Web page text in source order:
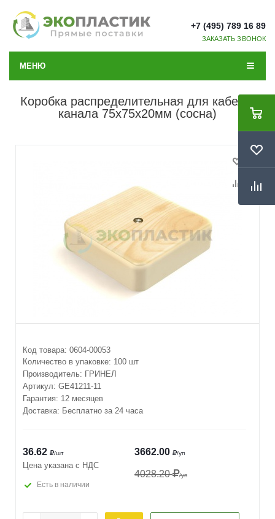
+7 (495) 789 16 89
ЗАКАЗАТЬ ЗВОНОК
МЕНЮ
Коробка распределительная для кабель-
канала 75х75х20мм (сосна)
Код товара: 0604-00053
Количество в упаковке: 100 шт
Производитель: ГРИНЕЛ
Артикул: GE41211-11
Гарантия: 12 месяцев
Доставка: Бесплатно за 24 часа
3662.00 /уп
4028.20 /уп
36.62 /шт
Цена указана с НДС
Есть в наличии